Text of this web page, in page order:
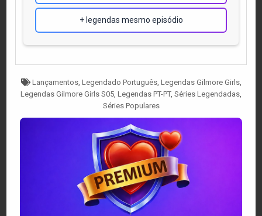
+ legendas mesmo episódio
Tagged
Lançamentos, Legendado Português, Legendas Gilmore Girls,
Legendas Gilmore Girls S05, Legendas PT-PT, Séries Legendadas,
Séries Populares